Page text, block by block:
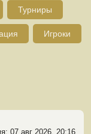
Турниры
Игроки
07 авг 2026, 20:16